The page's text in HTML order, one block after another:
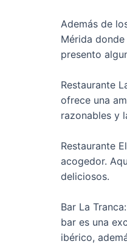
Además de
Mérida
presento
Restaurante
ofrece una
razonables y
Restaurante
acogedor.
deliciosos.
Bar La
bar es una
ibérico,